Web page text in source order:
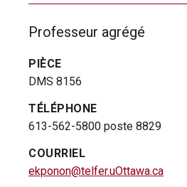
Professeur agrégé
PIÈCE
DMS 8156
TÉLÉPHONE
613-562-5800 poste 8829
COURRIEL
ekponon@telfer.uOttawa.ca